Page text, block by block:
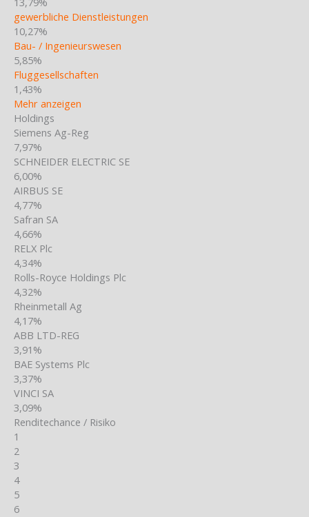
gewerbliche Dienstleistungen
10,27%
Bau- / Ingenieurswesen
5,85%
Fluggesellschaften
1,43%
Mehr anzeigen
Holdings
Siemens Ag-Reg
7,97%
SCHNEIDER ELECTRIC SE
6,00%
AIRBUS SE
4,77%
Safran SA
4,66%
RELX Plc
4,34%
Rolls-Royce Holdings Plc
4,32%
Rheinmetall Ag
4,17%
ABB LTD-REG
3,91%
BAE Systems Plc
3,37%
VINCI SA
3,09%
Renditechance / Risiko
1
2
3
4
5
6